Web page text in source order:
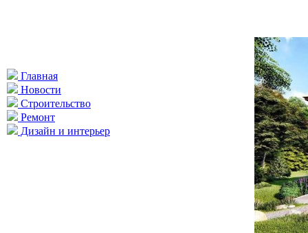
Главная
Новости
Строительство
Ремонт
Дизайн и интерьер